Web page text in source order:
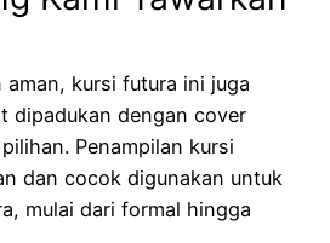
aman, kursi futura ini juga
dipadukan dengan cover
Penampilan kursi
dan cocok digunakan untuk
mulai dari formal hingga